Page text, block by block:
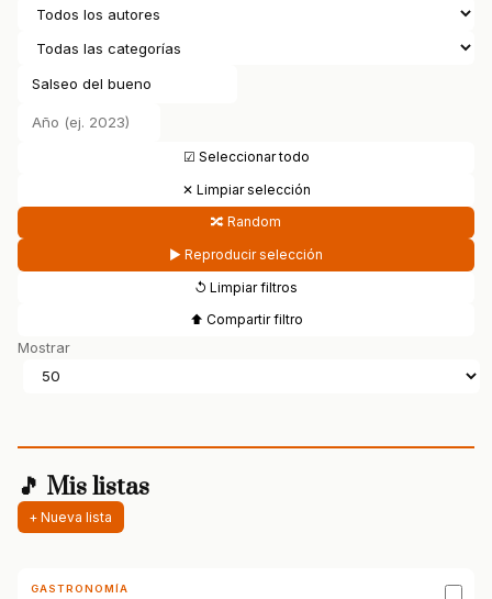
☑ Seleccionar todo
✕ Limpiar selección
🔀 Random
▶ Reproducir selección
↺ Limpiar filtros
⬆ Compartir filtro
Mostrar
🎵 Mis listas
+ Nueva lista
GASTRONOMÍA